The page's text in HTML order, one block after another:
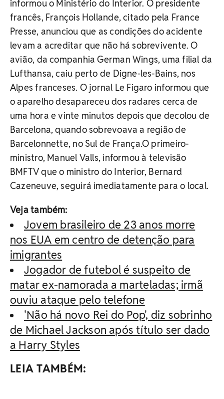
informou o Ministério do Interior. O presidente
francês, François Hollande, citado pela France
Presse, anunciou que as condições do acidente
levam a acreditar que não há sobrevivente. O
avião, da companhia German Wings, uma filial da
Lufthansa, caiu perto de Digne-les-Bains, nos
Alpes franceses. O jornal Le Figaro informou que
o aparelho desapareceu dos radares cerca de
uma hora e vinte minutos depois que decolou de
Barcelona, quando sobrevoava a região de
Barcelonnette, no Sul de França.O primeiro-
ministro, Manuel Valls, informou à televisão
BMFTV que o ministro do Interior, Bernard
Cazeneuve, seguirá imediatamente para o local.
Veja também:
Jovem brasileiro de 23 anos morre
nos EUA em centro de detenção para
imigrantes
Jogador de futebol é suspeito de
matar ex-namorada a marteladas; irmã
ouviu ataque pelo telefone
'Não há novo Rei do Pop', diz sobrinho
de Michael Jackson após título ser dado
a Harry Styles
LEIA TAMBÉM: